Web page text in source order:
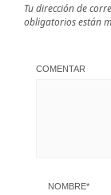
Tu dirección de
obligatorios están
COMENTAR
NOMBRE*